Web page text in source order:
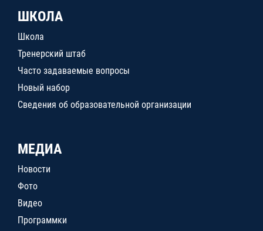
ШКОЛА
Школа
Тренерский штаб
Часто задаваемые вопросы
Новый набор
Сведения об образовательной организации
МЕДИА
Новости
Фото
Видео
Программки